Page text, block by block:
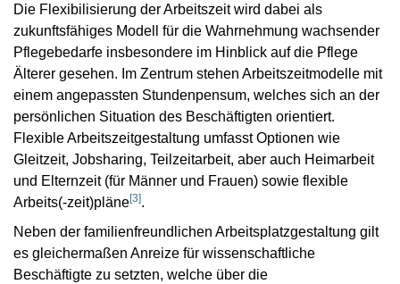
Die Flexibilisierung der Arbeitszeit wird dabei als
zukunftsfähiges Modell für die Wahrnehmung wachsender
Pflegebedarfe insbesondere im Hinblick auf die Pflege
Älterer gesehen. Im Zentrum stehen Arbeitszeitmodelle mit
einem angepassten Stundenpensum, welches sich an der
persönlichen Situation des Beschäftigten orientiert.
Flexible Arbeitszeitgestaltung umfasst Optionen wie
Gleitzeit, Jobsharing, Teilzeitarbeit, aber auch Heimarbeit
und Elternzeit (für Männer und Frauen) sowie flexible
Arbeits(-zeit)pläne[3].
Neben der familienfreundlichen Arbeitsplatzgestaltung gilt
es gleichermaßen Anreize für wissenschaftliche
Beschäftigte zu setzten, welche über die